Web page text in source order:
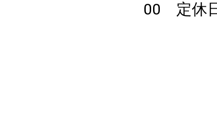
00 定休